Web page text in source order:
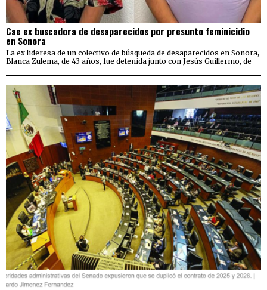
Cae ex buscadora de desaparecidos por presunto feminicidio
en Sonora
La ex lideresa de un colectivo de búsqueda de desaparecidos en Sonora,
Blanca Zulema, de 43 años, fue detenida junto con Jesús Guillermo, de